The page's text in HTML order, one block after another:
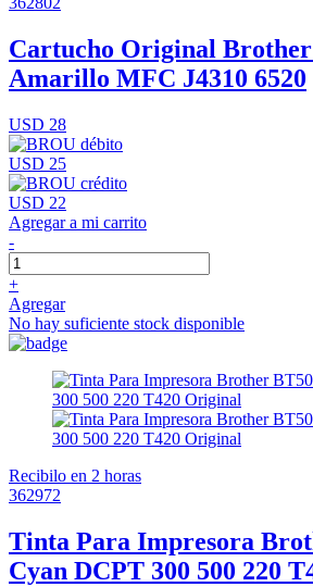
Cartucho Original
Amarillo MFC J4310 6520
USD 28
USD 25
USD 22
Agregar a mi carrito
-
+
Agregar
No hay suficiente stock disponible
Recibilo en 2 horas
362972
Tinta Para Impresora
Cyan DCPT 300 500 220